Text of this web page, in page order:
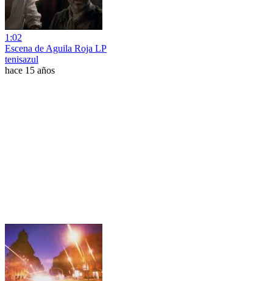
1:02
Escena de Aguila Roja LP
tenisazul
hace 15 años